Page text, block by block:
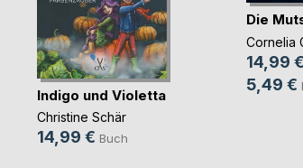
Indigo und Violetta
Christine Schär
14,99 € Buch
Die
Cornelia
14,99 €
5,49 €